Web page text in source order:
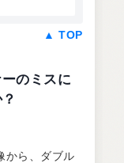
▲ TOP
のミスに
から、ダブル